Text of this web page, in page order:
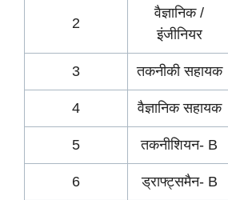
2
वैज्ञानिक /
इंजीनियर
3 तकनीकी सहायक
4 वैज्ञानिक सहायक
5 तकनीशियन- B
6 ड्राफ्ट्समैन- B